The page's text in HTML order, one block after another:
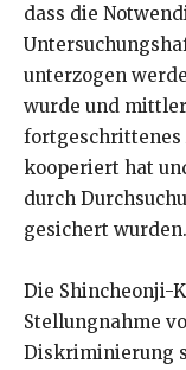
dass die
unterzogen
wurde und
kooperiert hat
durch
gesichert wurden.
Die Shincheonji-
Stellungnahme
Diskriminierung